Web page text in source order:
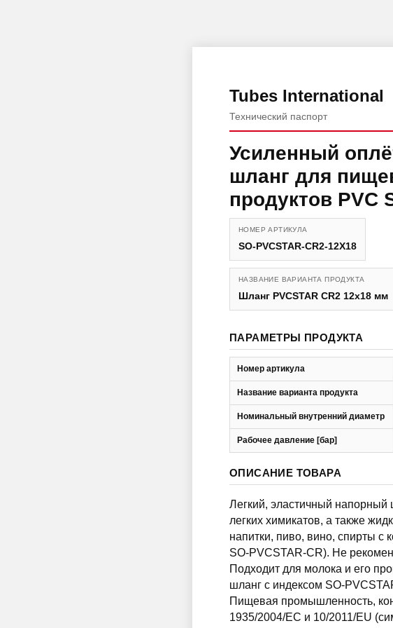
Tubes International
Технический паспорт
Усиленный
шланг для
продуктов PVC
НОМЕР АРТИКУЛА
SO-PVCSTAR-CR2-12X18
НАЗВАНИЕ ВАРИАНТА ПРОДУКТА
Шланг PVCSTAR CR2 12x18 мм
ПАРАМЕТРЫ ПРОДУКТА
Номер артикула
Название варианта продукта
Номинальный внутренний диаметр
Рабочее давление [бар]
ОПИСАНИЕ ТОВАРА
Легкий, эластичный напорный
легких химикатов, а также
напитки, пиво, вино, спирты с
SO-PVCSTAR-CR). Не
Подходит для молока и его
шланг с индексом SO-
Пищевая промышленность,
1935/2004/EC и 10/2011/EU